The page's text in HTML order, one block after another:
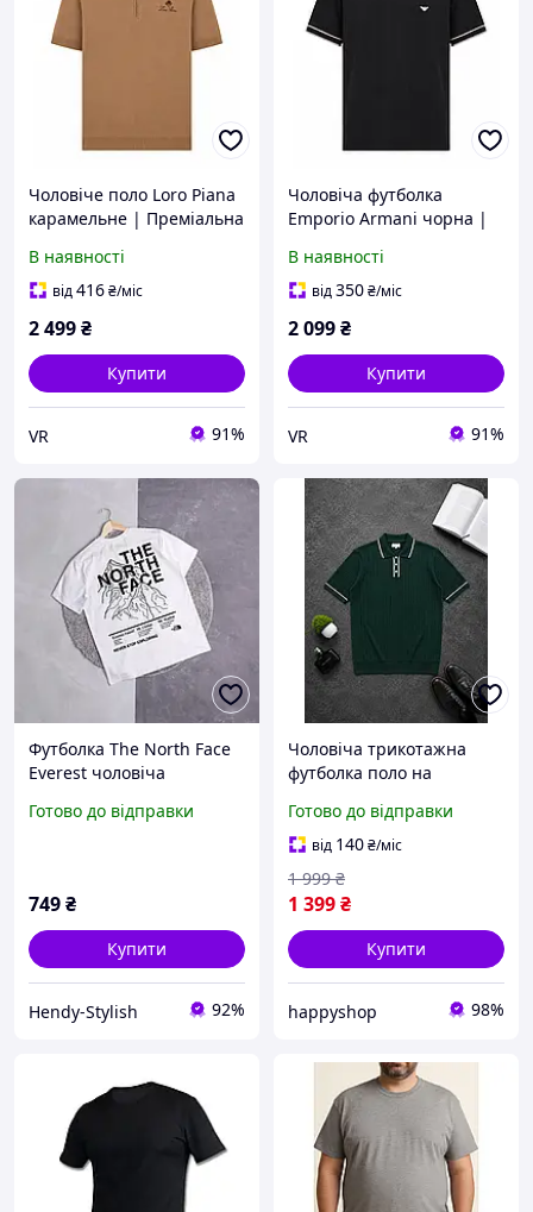
Чоловіче поло Loro Piana
карамельне | Преміальна
поло на блискавці з
коротким рукавом
В наявності
від416₴/міс
2 499₴
Купити
VR 91%
Чоловіча футболка
Emporio Armani чорна |
футболка з контрастною
окантовкою та коротким
В наявності
від350₴/міс
2 099₴
Купити
VR 91%
Футболка The North Face
Everest чоловіча
тнф біла
Готово до відправки
749₴
Купити
Hendy-Stylish 92%
Чоловіча трикотажна
футболка поло на
фактурна футболка модна
з коміром стійка хлопцю
Готово до відправки
від 140₴/міс
1 399₴
1 999 ₴
Купити
happyshop 98%